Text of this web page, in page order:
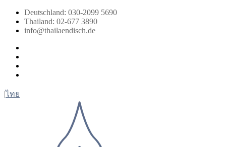
Zum
Inhalt
springen
Deutschland: 030-2099 5690
Thailand: 02-677 3890
info@thailaendisch.de
|ไทย